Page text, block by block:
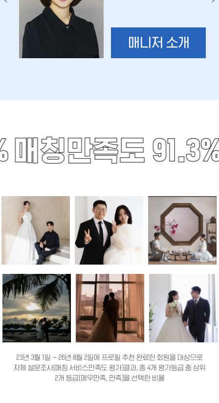
매니저 소개
매칭만족도
23년 3월 1일 ~ 26년 8월 2일에 프로필 추천 완료한 회원을 대상으로
자체 설문조사(매칭 서비스만족도 평가)결과, 총 4개 평가등급 중 상위
2개 등급(매우만족, 만족)을 선택한 비율